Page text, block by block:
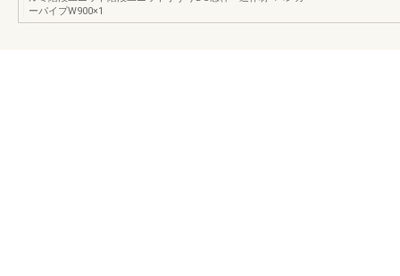
ーパイプW900×1